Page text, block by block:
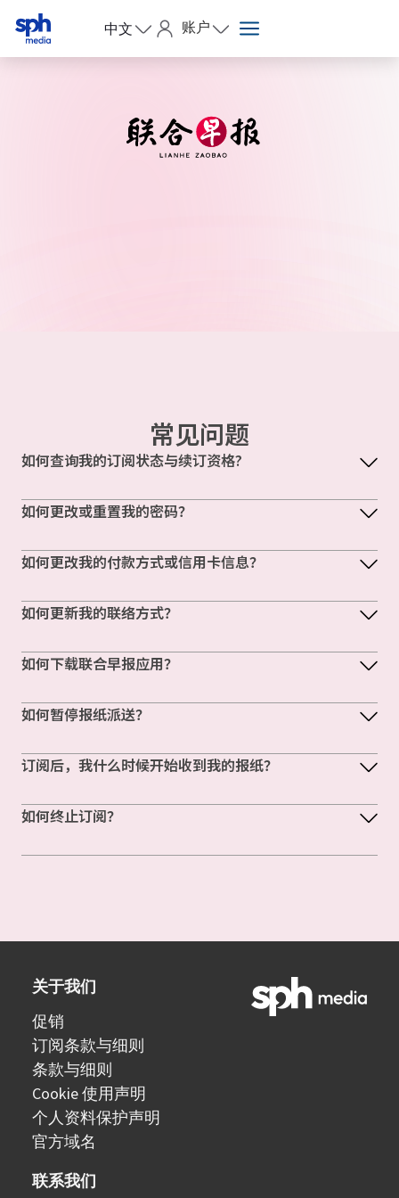
中文 账户
常见问题
如何查询我的订阅状态与续订资格?
如何更改或重置我的密码？
如何更改我的付款方式或信用卡信息？
如何更新我的联络方式？
如何下载联合早报应用？
如何暂停报纸派送？
订阅后，我什么时候开始收到我的报纸？
如何终止订阅？
关于我们
促销
订阅条款与细则
条款与细则
Cookie 使用声明
个人资料保护声明
官方域名
联系我们